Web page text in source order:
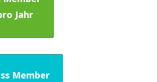
Member